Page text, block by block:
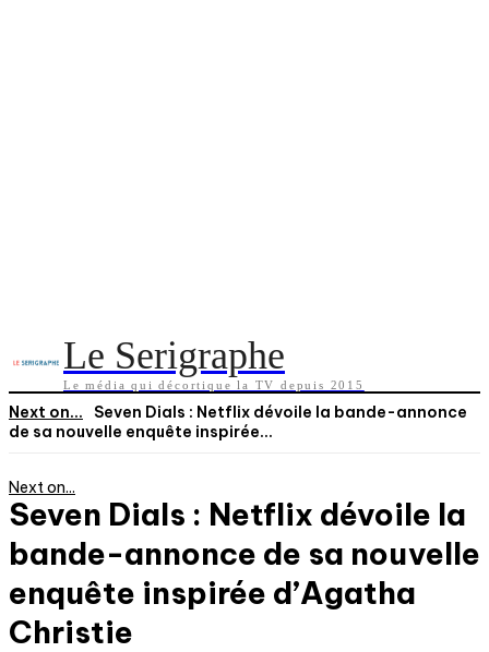
Le Serigraphe
Le média qui décortique la TV depuis 2015
Next on...
Seven Dials : Netflix dévoile la bande-annonce
de sa nouvelle enquête inspirée...
Next on...
Seven Dials : Netflix dévoile la
bande-annonce de sa nouvelle
enquête inspirée d’Agatha
Christie